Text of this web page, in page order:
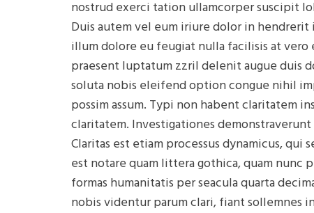
nostrud exerci tation ullamcorper suscipit
Duis autem vel eum iriure dolor in
illum dolore eu feugiat nulla facilisis at
praesent luptatum zzril delenit augue duis
soluta nobis eleifend option congue nihil
possim assum. Typi non habent claritatem
claritatem. Investigationes
Claritas est etiam processus dynamicus,
est notare quam littera gothica, quam nunc
formas humanitatis per seacula quarta
nobis videntur parum clari, fiant sollemnes